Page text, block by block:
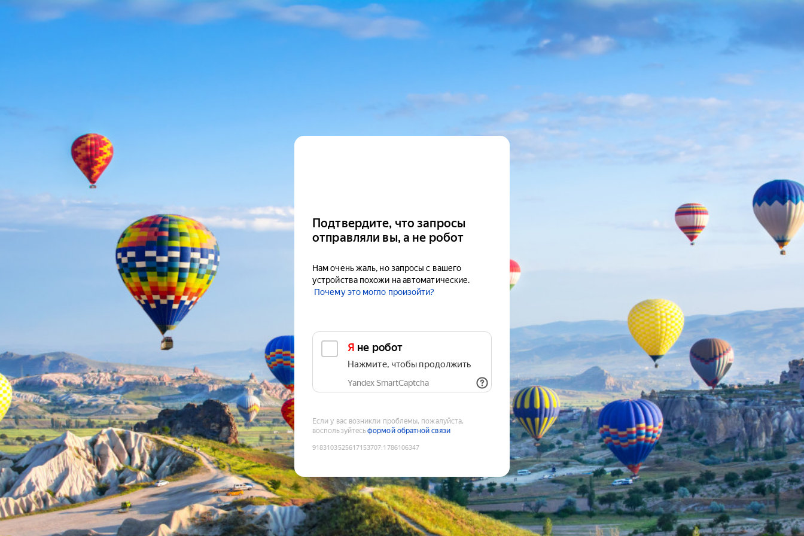
Подтвердите, что запросы
отправляли вы, а не робот
Нам очень жаль, но запросы с вашего
устройства похожи на автоматические.
Почему это могло произойти?
Я не робот
Нажмите, чтобы продолжить
Yandex SmartCaptcha
Если у вас возникли проблемы, пожалуйста,
воспользуйтесьформой обратной связи
9183103525617153707:1786106347